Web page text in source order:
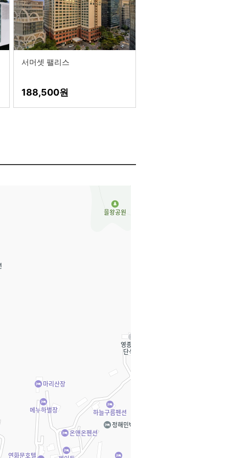
서머셋 팰리스
188,500